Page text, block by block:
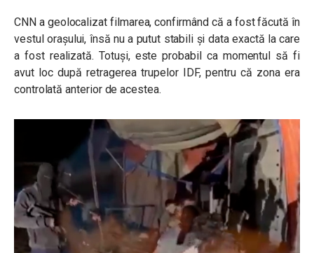
CNN a geolocalizat filmarea, confirmând că a fost făcută în
vestul orașului, însă nu a putut stabili și data exactă la care
a fost realizată. Totuși, este probabil ca momentul să fi
avut loc după retragerea trupelor IDF, pentru că zona era
controlată anterior de acestea.